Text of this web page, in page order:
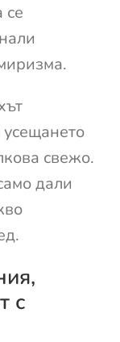
се
свежо.
дали
с